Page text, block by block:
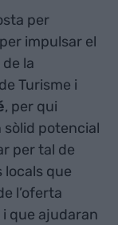
per
impulsar el
la
Turisme i
, per qui
sòlid potencial
per tal de
locals que
l’oferta
que ajudaran